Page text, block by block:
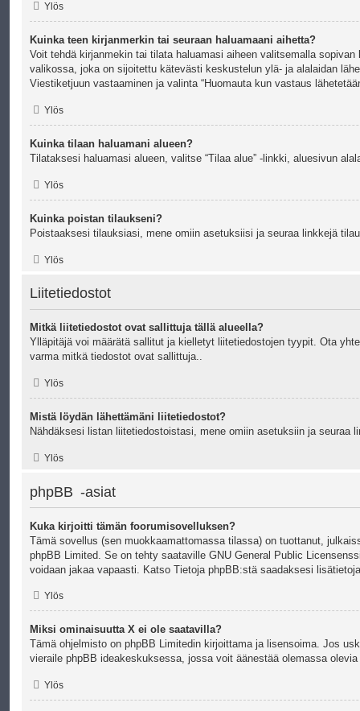
Ylös
Kuinka teen kirjanmerkin tai seuraan haluamaani aihetta?
Voit tehdä kirjanmekin tai tilata haluamasi aiheen valitsemalla sopivan
valikossa, joka on sijoitettu kätevästi keskustelun ylä- ja alalaidan
Viestiketjuun vastaaminen ja valinta “Huomauta kun vastaus
Ylös
Kuinka tilaan haluamani alueen?
Tilataksesi haluamasi alueen, valitse “Tilaa alue” -linkki, aluesivun
Ylös
Kuinka poistan tilaukseni?
Poistaaksesi tilauksiasi, mene omiin asetuksiisi ja seuraa linkkejä
Ylös
Liitetiedostot
Mitkä liitetiedostot ovat sallittuja tällä alueella?
Ylläpitäjä voi määrätä sallitut ja kielletyt liitetiedostojen tyypit. Ota
varma mitkä tiedostot ovat sallittuja..
Ylös
Mistä löydän lähettämäni liitetiedostot?
Nähdäksesi listan liitetiedostoistasi, mene omiin asetuksiin ja seuraa
Ylös
phpBB -asiat
Kuka kirjoitti tämän foorumisovelluksen?
Tämä sovellus (sen muokkaamattomassa tilassa) on tuottanut,
phpBB Limited . Se on tehty saataville GNU General Public
voidaan jakaa vapaasti. Katso Tietoja phpBB:stä saadaksesi
Ylös
Miksi ominaisuutta X ei ole saatavilla?
Tämä ohjelmisto on phpBB Limitedin kirjoittama ja lisensoima. Jos
vieraile phpBB ideakeskuksessa, jossa voit äänestää olemassa
Ylös